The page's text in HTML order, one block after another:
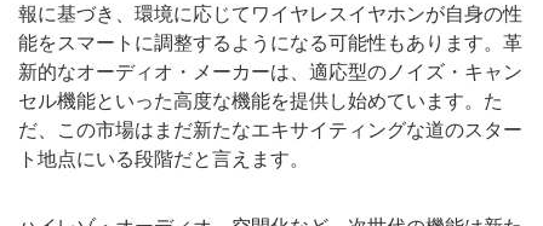
報に基づき、環境に応じてワイヤレスイヤホンが自身の性
能をスマートに調整するようになる可能性もあります。革
新的なオーディオ・メーカーは、適応型のノイズ・キャン
セル機能といった高度な機能を提供し始めています。た
だ、この市場はまだ新たなエキサイティングな道のスター
ト地点にいる段階だと言えます。